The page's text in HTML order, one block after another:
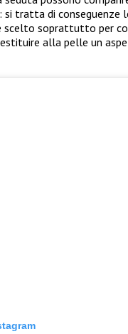
: si tratta di conseguenze
soprattutto per
alla pelle un